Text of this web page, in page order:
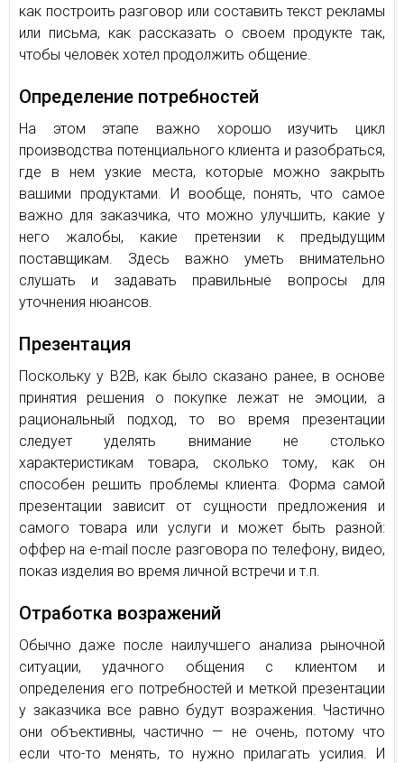
как построить разговор или составить текст рекламы
или письма, как рассказать о своем продукте так,
чтобы человек хотел продолжить общение.
Определение потребностей
На этом этапе важно хорошо изучить цикл
производства потенциального клиента и разобраться,
где в нем узкие места, которые можно закрыть
вашими продуктами. И вообще, понять, что самое
важно для заказчика, что можно улучшить, какие у
него жалобы, какие претензии к предыдущим
поставщикам. Здесь важно уметь внимательно
слушать и задавать правильные вопросы для
уточнения нюансов.
Презентация
Поскольку у В2В, как было сказано ранее, в основе
принятия решения о покупке лежат не эмоции, а
рациональный подход, то во время презентации
следует уделять внимание не столько
характеристикам товара, сколько тому, как он
способен решить проблемы клиента. Форма самой
презентации зависит от сущности предложения и
самого товара или услуги и может быть разной:
оффер на e-mail после разговора по телефону, видео,
показ изделия во время личной встречи и т.п.
Отработка возражений
Обычно даже после наилучшего анализа рыночной
ситуации, удачного общения с клиентом и
определения его потребностей и меткой презентации
у заказчика все равно будут возражения. Частично
они объективны, частично — не очень, потому что
если что-то менять, то нужно прилагать усилия. И